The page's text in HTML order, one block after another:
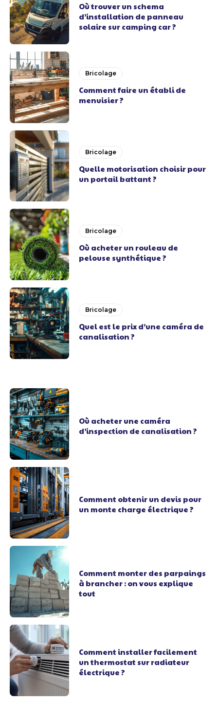
Où trouver un schema
d’installation de panneau
solaire sur camping car ?
Bricolage
Comment faire un établi de
menuisier ?
Bricolage
Quelle motorisation choisir pour
un portail battant ?
Bricolage
Où acheter un rouleau de
pelouse synthétique ?
Bricolage
Quel est le prix d’une caméra de
canalisation ?
Où acheter une caméra
d’inspection de canalisation ?
Comment obtenir un devis pour
un monte charge électrique ?
Comment monter des parpaings
à brancher : on vous explique
tout
Comment installer facilement
un thermostat sur radiateur
électrique ?